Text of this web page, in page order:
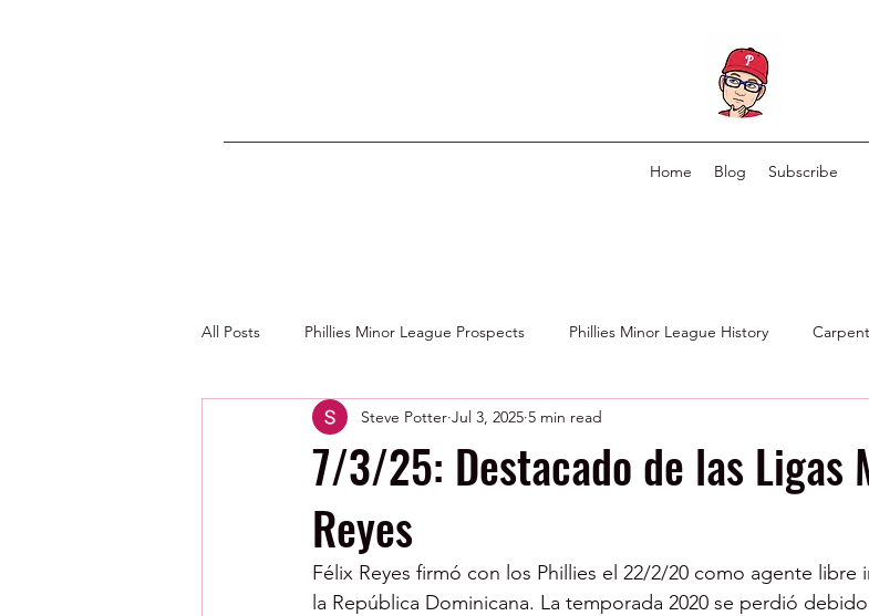
Home Blog Subscribe
All Posts Phillies Minor League Prospects Phillies Minor League History
Photos by George Youngs Jr Phillies Scouting Department
7/3/25: Destacado de las Ligas
Reyes
Steve Potter Jul 3, 2025 5 min read
Félix Reyes firmó con los Phillies el 22/2/20 como agente
la República Dominicana. La temporada 2020 se perdió